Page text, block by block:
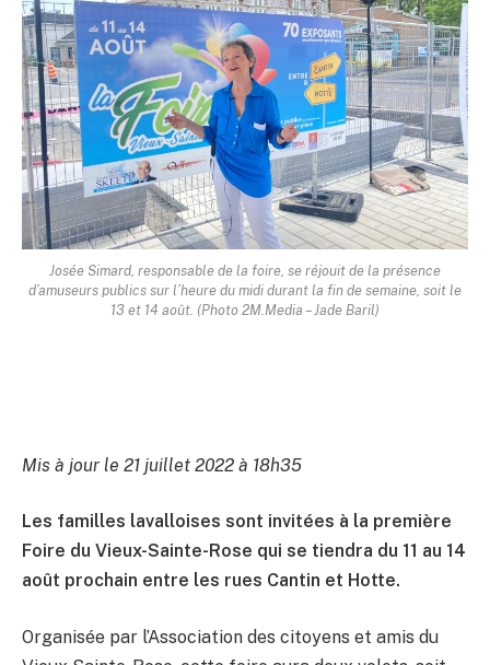
Josée Simard, responsable de la foire, se réjouit de la présence
d’amuseurs publics sur l’heure du midi durant la fin de semaine, soit le
13 et 14 août. (Photo 2M.Media – Jade Baril)
Mis à jour le 21 juillet 2022 à 18h35
Les familles lavalloises sont invitées à la première
Foire du Vieux-Sainte-Rose qui se tiendra du 11 au 14
août prochain entre les rues Cantin et Hotte.
Organisée par l’Association des citoyens et amis du